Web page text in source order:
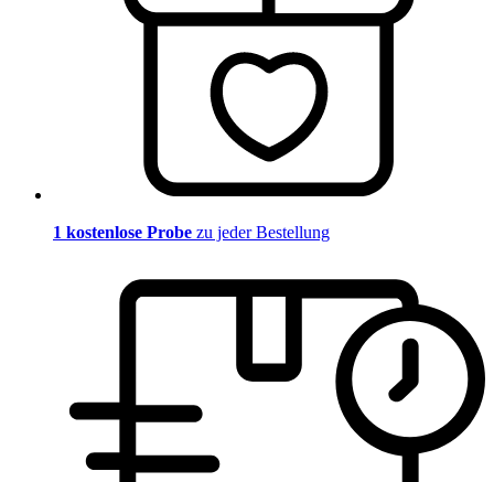
1 kostenlose Probe zu jeder Bestellung